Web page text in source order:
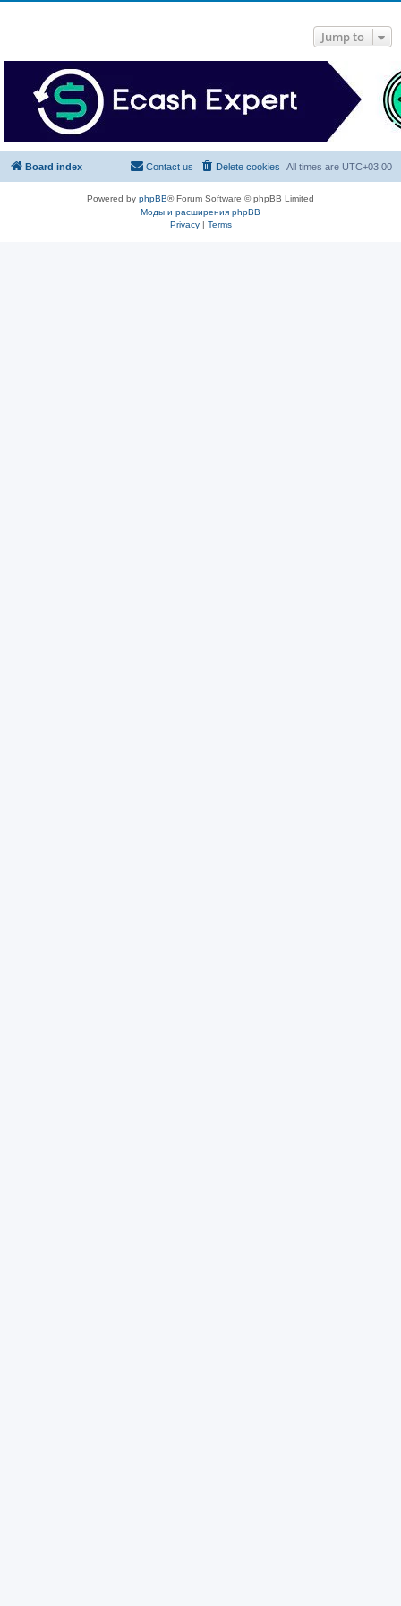
Jump to
Board index All times are UTC+03:00
Delete cookies
Contact us
Powered by phpBB® Forum Software © phpBB Limited
Моды и расширения phpBB
Privacy| Terms